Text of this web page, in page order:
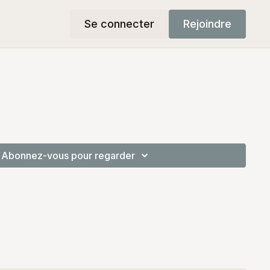
Se connecter Rejoindre
Abonnez-vous pour regarder